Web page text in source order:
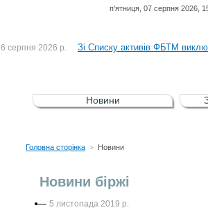
п'ятниця, 07 серпня 2026,
До Списку активів
6 серпня 2026 р. Зі Списку активів ФБТМ
5 серпня 2026 р. Зі списку активів РФР
4 серпня 2026 р. До Списку активів
Новини
Головна сторінка > Новини
Новини біржі
5 листопада 2019 р.